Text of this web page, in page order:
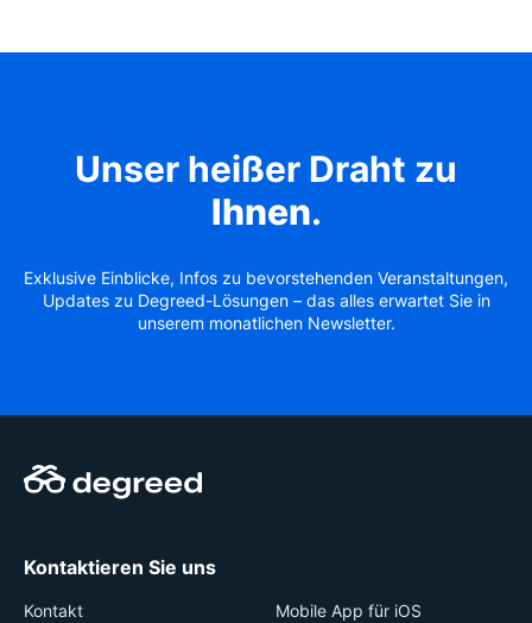
Unser heißer Draht zu
Ihnen.
Exklusive Einblicke, Infos zu bevorstehenden Veranstaltungen,
Updates zu Degreed-Lösungen – das alles erwartet Sie in
unserem monatlichen Newsletter.
Kontaktieren Sie uns
Kontakt
Mobile App für iOS